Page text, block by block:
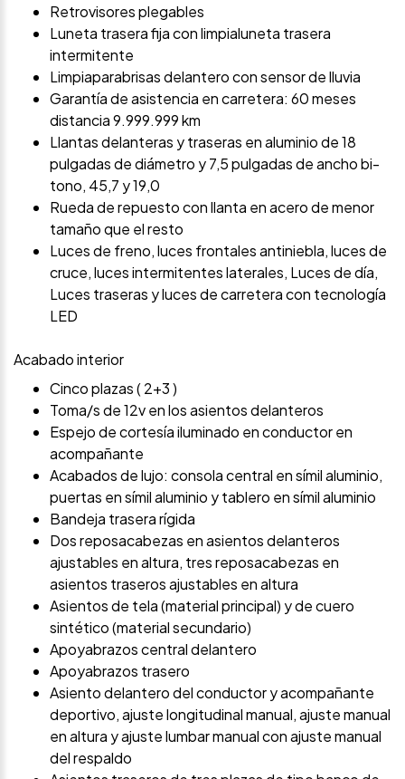
Retrovisores plegables
Luneta trasera fija con limpialuneta trasera
intermitente
Limpiaparabrisas delantero con sensor de lluvia
Garantía de asistencia en carretera: 60 meses
distancia 9.999.999 km
Llantas delanteras y traseras en aluminio de 18
pulgadas de diámetro y 7,5 pulgadas de ancho bi-
tono, 45,7 y 19,0
Rueda de repuesto con llanta en acero de menor
tamaño que el resto
Luces de freno, luces frontales antiniebla, luces de
cruce, luces intermitentes laterales, Luces de día,
Luces traseras y luces de carretera con tecnología
LED
Acabado interior
Cinco plazas ( 2+3 )
Toma/s de 12v en los asientos delanteros
Espejo de cortesía iluminado en conductor en
acompañante
Acabados de lujo: consola central en símil aluminio,
puertas en símil aluminio y tablero en símil aluminio
Bandeja trasera rígida
Dos reposacabezas en asientos delanteros
ajustables en altura, tres reposacabezas en
asientos traseros ajustables en altura
Asientos de tela (material principal) y de cuero
sintético (material secundario)
Apoyabrazos central delantero
Apoyabrazos trasero
Asiento delantero del conductor y acompañante
deportivo, ajuste longitudinal manual, ajuste manual
en altura y ajuste lumbar manual con ajuste manual
del respaldo